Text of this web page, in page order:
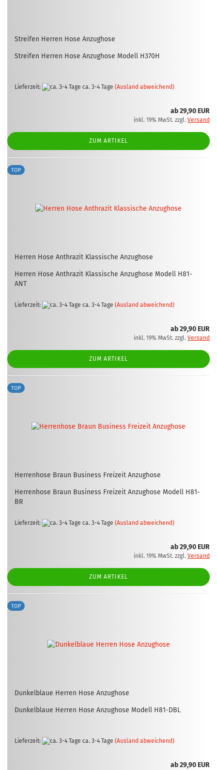
Strei­fen Her­ren Hose An­zug­ho­se
Strei­fen Her­ren Hose An­zug­ho­se Mo­dell H370H
Lieferzeit: ca. 3-4 Tage (Ausland abweichend)
ab 29,90 EUR
inkl. 19% MwSt. zzgl. Versand
ZUM ARTIKEL
TOP
Her­ren Hose An­thra­zit Klas­si­sche An­zug­ho­se
Her­ren Hose An­thra­zit Klas­si­sche An­zug­ho­se Mo­dell H81-​
ANT
Lieferzeit: ca. 3-4 Tage (Ausland abweichend)
ab 29,90 EUR
inkl. 19% MwSt. zzgl. Versand
ZUM ARTIKEL
TOP
Her­ren­ho­se Braun Busi­ness Frei­zeit An­zug­ho­se
Her­ren­ho­se Braun Busi­ness Frei­zeit An­zug­ho­se Mo­dell H81-​
BR
Lieferzeit: ca. 3-4 Tage (Ausland abweichend)
ab 29,90 EUR
inkl. 19% MwSt. zzgl. Versand
ZUM ARTIKEL
TOP
Dun­kel­blaue Her­ren Hose An­zug­ho­se
Dun­kel­blaue Her­ren Hose An­zug­ho­se Mo­dell H81-​DBL
Lieferzeit: ca. 3-4 Tage (Ausland abweichend)
ab 29,90 EUR